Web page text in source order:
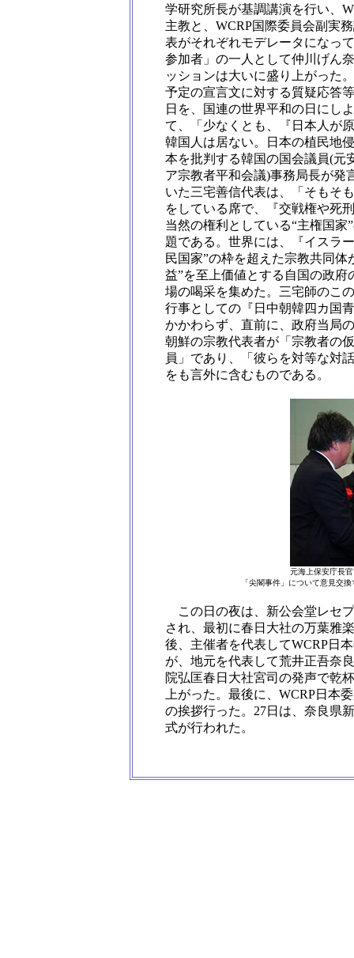
学研究所長が基調講演を行い、
主教と、WCRP国際委員会副実
表がそれぞれモデレータになっ
参加者」の一人として仲川げん
ッションは大いに盛り上がった
予定の宣言文に対する質疑応答
日を、国連の世界平和の日にし
て、「少なくとも、『日本人が
韓国人は居ない。日本の植民地
本を批判する韓国の国会議員(元
ア宗教者平和会議)事務局長が発
いた三宅善信代表は、「そもそ
をしている席で、『交戦権や死
当然の権利としている“主権国
題である。世界には、『イスラ
民国家”の枠を超えた宗教共同
益”を至上価値とする自国の政
場の喝采を集めた。三宅師のこ
行事としての『日中朝韓四カ国
かかわらず、直前に、政府当局
朝鮮の宗教代表者が「宗教者の
員」であり、「彼らを対等な対
をも言外に含むものである。
元海上保安庁長
「尖閣事件」について意見交
この日の夜は、新公会堂レセ
され、最初に春日大社の万葉雅
後、主催者を代表してWCRP日
が、地元を代表して荒井正吾奈
院弘匡春日大社宮司の発声で乾
上がった。最後に、WCRP日本
の挨拶行った。27日は、奈良県
式が行われた。